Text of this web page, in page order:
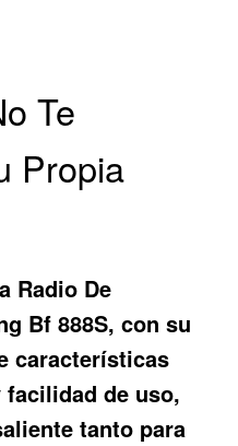
Te
Propia
Radio De
Bf 888S, con su
características
facilidad de uso,
tanto para